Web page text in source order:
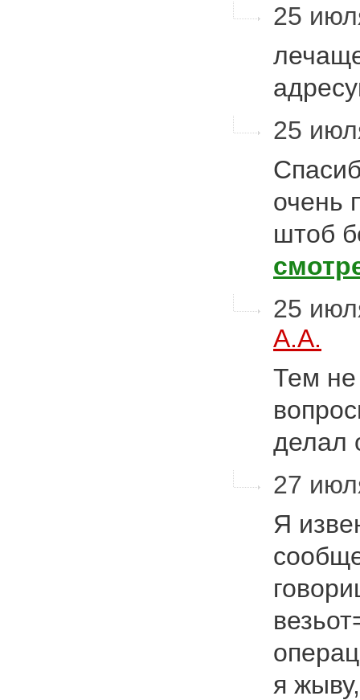
25
25
очень
штоб
25
А.А.
Тем
делал
27
Я
я